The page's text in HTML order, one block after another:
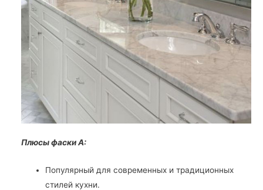
Плюсы фаски А:
Популярный для современных и традиционных
стилей кухни.